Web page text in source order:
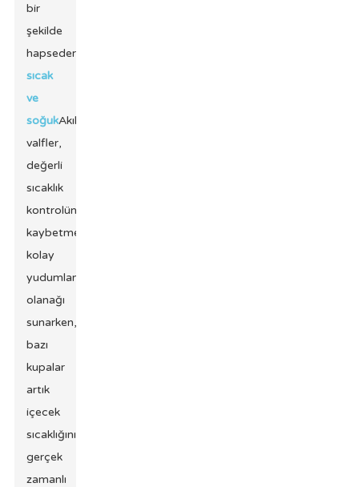
bir
şekilde
hapseder.
sıcak
ve
soğukAkıllı
valfler,
değerli
sıcaklık
kontrolünü
kaybetmeden
kolay
yudumlama
olanağı
sunarken,
bazı
kupalar
artık
içecek
sıcaklığını
gerçek
zamanlı